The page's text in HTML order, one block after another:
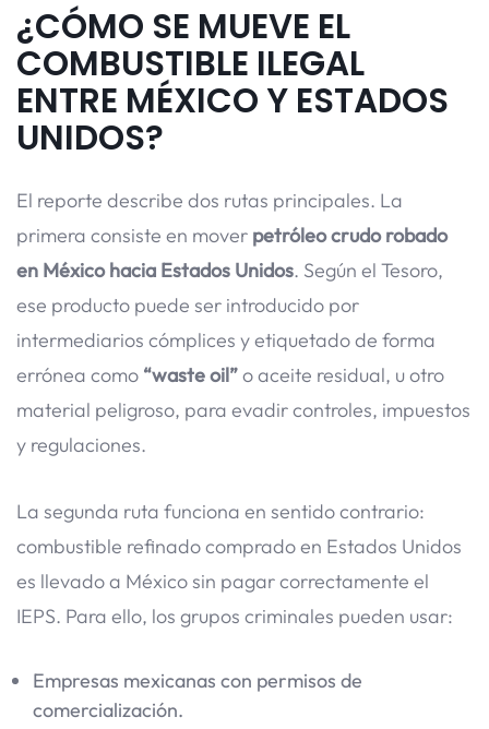
¿CÓMO SE MUEVE EL
COMBUSTIBLE ILEGAL
ENTRE MÉXICO Y ESTADOS
UNIDOS?
El reporte describe dos rutas principales. La
primera consiste en mover petróleo crudo robado
en México hacia Estados Unidos. Según el Tesoro,
ese producto puede ser introducido por
intermediarios cómplices y etiquetado de forma
errónea como “waste oil”o aceite residual, u otro
material peligroso, para evadir controles, impuestos
y regulaciones.
La segunda ruta funciona en sentido contrario:
combustible refinado comprado en Estados Unidos
es llevado a México sin pagar correctamente el
IEPS. Para ello, los grupos criminales pueden usar:
Empresas mexicanas con permisos de
comercialización.